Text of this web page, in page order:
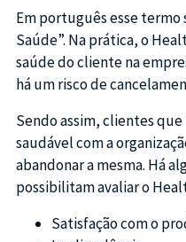
Em português esse termo
Saúde”. Na prática, o
saúde do cliente na
há um risco de
Sendo assim, clientes
saudável com a
abandonar a mesma. Há
possibilitam avaliar o
Satisfação com o